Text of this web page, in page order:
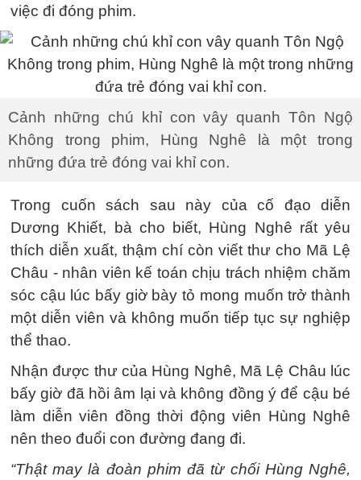
việc đi đóng phim.
Cảnh những chú khỉ con vây quanh Tôn Ngộ
Không trong phim, Hùng Nghê là một trong
những đứa trẻ đóng vai khỉ con.
Trong cuốn sách sau này của cố đạo diễn
Dương Khiết, bà cho biết, Hùng Nghê rất yêu
thích diễn xuất, thậm chí còn viết thư cho Mã Lệ
Châu - nhân viên kế toán chịu trách nhiệm chăm
sóc cậu lúc bấy giờ bày tỏ mong muốn trở thành
một diễn viên và không muốn tiếp tục sự nghiệp
thể thao.
Nhận được thư của Hùng Nghê, Mã Lệ Châu lúc
bấy giờ đã hồi âm lại và không đồng ý để cậu bé
làm diễn viên đồng thời động viên Hùng Nghê
nên theo đuổi con đường đang đi.
“Thật may là đoàn phim đã từ chối Hùng Nghê,